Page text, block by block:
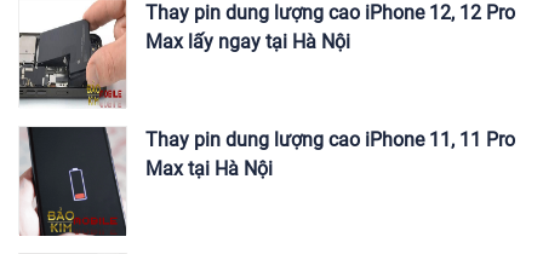
Thay pin dung lượng cao iPhone 12, 12 Pro
Max lấy ngay tại Hà Nội
Thay pin dung lượng cao iPhone 11, 11 Pro
Max tại Hà Nội